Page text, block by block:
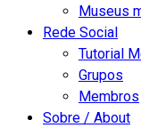
Museus
Rede Social
Tutorial
Grupos
Membros
Sobre / About